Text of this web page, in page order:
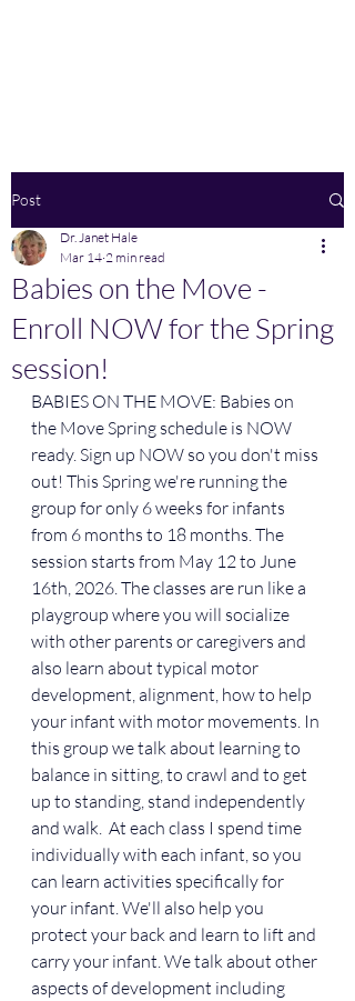
Post
Babies on the Move -
Enroll NOW for the Spring
session!
Dr. Janet Hale
Mar 14 2 min read
BABIES ON THE MOVE: Babies on
the Move Spring schedule is NOW
ready. Sign up NOW so you don't miss
out! This Spring we're running the
group for only 6 weeks for infants
from 6 months to 18 months. The
session starts from May 12 to June
16th, 2026. The classes are run like a
playgroup where you will socialize
with other parents or caregivers and
also learn about typical motor
development, alignment, how to help
your infant with motor movements. In
this group we talk about learning to
balance in sitting, to crawl and to get
up to standing, stand independently
and walk.  At each class I spend time
individually with each infant, so you
can learn activities specifically for
your infant. We'll also help you
protect your back and learn to lift and
carry your infant. We talk about other
aspects of development including